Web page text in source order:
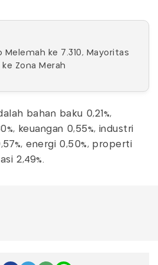
Melemah ke 7.310, Mayoritas
Zona Merah
bahan baku 0,21%,
keuangan 0,55%, industri
energi 0,50%, properti
2,49%.